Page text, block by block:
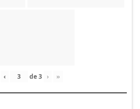
‹ de3 › »